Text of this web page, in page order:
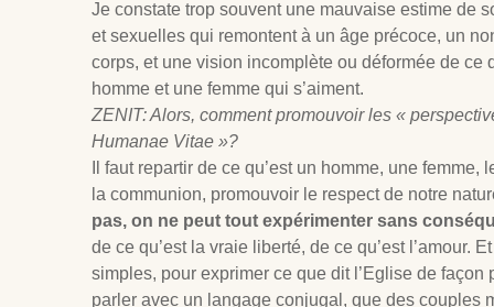
Je constate trop souvent une mauvaise estime de
et sexuelles qui remontent à un âge précoce, un
corps, et une vision incomplète ou déformée de ce
homme et une femme qui s’aiment.
ZENIT: Alors, comment promouvoir les «
Humanae Vitae »?
Il faut repartir de ce qu’est un homme, une
la communion, promouvoir le respect de notre
pas, on ne peut tout expérimenter sans
de ce qu’est la vraie liberté, de ce qu’est l’amour.
simples, pour exprimer ce que dit l’Eglise de
parler avec un langage conjugal, que des couples